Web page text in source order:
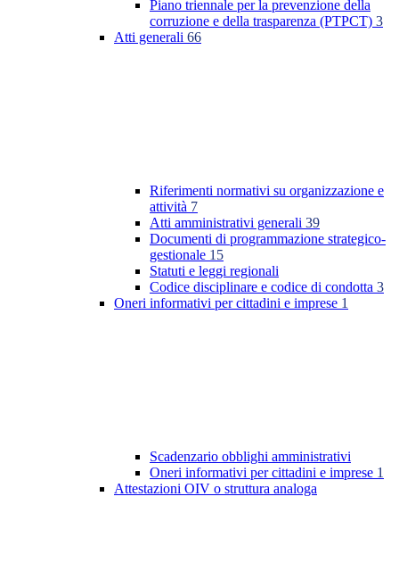
Piano triennale per la prevenzione della
corruzione e della trasparenza (PTPCT) 3
Atti generali 66
Riferimenti normativi su organizzazione e
attività 7
Atti amministrativi generali 39
Documenti di programmazione strategico-
gestionale 15
Statuti e leggi regionali
Codice disciplinare e codice di condotta 3
Oneri informativi per cittadini e imprese 1
Scadenzario obblighi amministrativi
Oneri informativi per cittadini e imprese 1
Attestazioni OIV o struttura analoga